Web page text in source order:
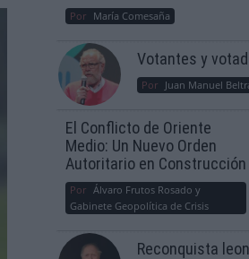
Por María Comesaña
Votantes y
Por Juan Manuel
El Conflicto de Oriente
Medio: Un Nuevo Orden
Autoritario en Construcción
Por Álvaro Frutos Rosado y
Gabinete Geopolítica de Crisis
Reconquista